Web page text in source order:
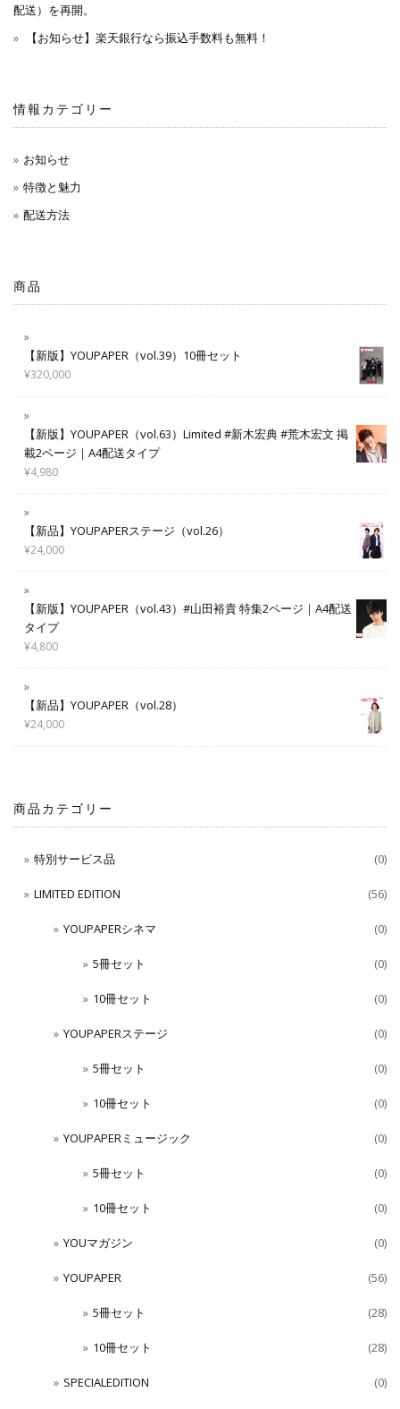
配送）を再開。
【お知らせ】楽天銀行なら振込手数料も無料！
情報カテゴリー
お知らせ
特徴と魅力
配送方法
商品
【新版】YOUPAPER（vol.39）10冊セット
¥320,000
【新版】YOUPAPER（vol.63）Limited #新木宏典 #荒木宏文 掲
載2ページ｜A4配送タイプ
¥4,980
【新品】YOUPAPERステージ（vol.26）
¥24,000
【新版】YOUPAPER（vol.43）#山田裕貴 特集2ページ｜A4配送
タイプ
¥4,800
【新品】YOUPAPER（vol.28）
¥24,000
商品カテゴリー
特別サービス品 (0)
LIMITED EDITION (56)
YOUPAPERシネマ (0)
5冊セット (0)
10冊セット (0)
YOUPAPERステージ (0)
5冊セット (0)
10冊セット (0)
YOUPAPERミュージック (0)
5冊セット (0)
10冊セット (0)
YOUマガジン (0)
YOUPAPER (56)
5冊セット (28)
10冊セット (28)
SPECIALEDITION (0)